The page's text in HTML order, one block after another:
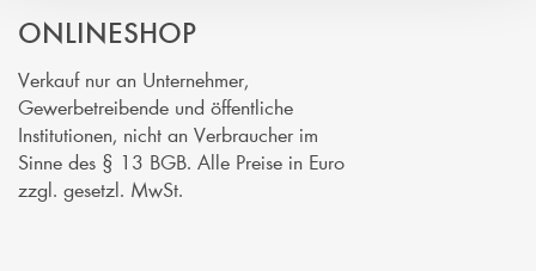
ONLINESHOP
Verkauf nur an Unternehmer,
Gewerbetreibende und öffentliche
Institutionen, nicht an Verbraucher im
Sinne des § 13 BGB. Alle Preise in Euro
zzgl. gesetzl. MwSt.